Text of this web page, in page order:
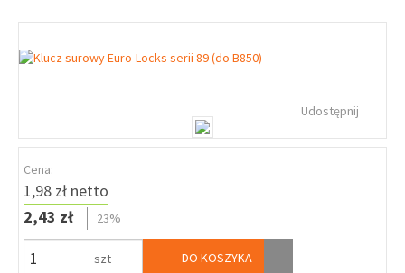
Udostępnij
Cena:
1,98 zł netto
2,43 zł
23%
szt DO KOSZYKA